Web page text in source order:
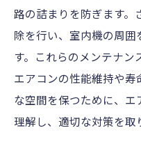
路の詰まりを防ぎます。
除を行い、室内機の周
す。これらのメンテナン
エアコンの性能維持や寿
な空間を保つために、
理解し、適切な対策を取